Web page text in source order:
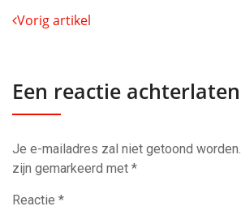
Vorig artikel
Een reactie achterlaten
Je e-mailadres zal niet getoond worden.
zijn gemarkeerd met *
Reactie *